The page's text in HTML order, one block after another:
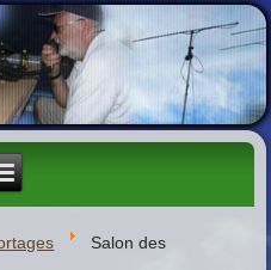
Salon des